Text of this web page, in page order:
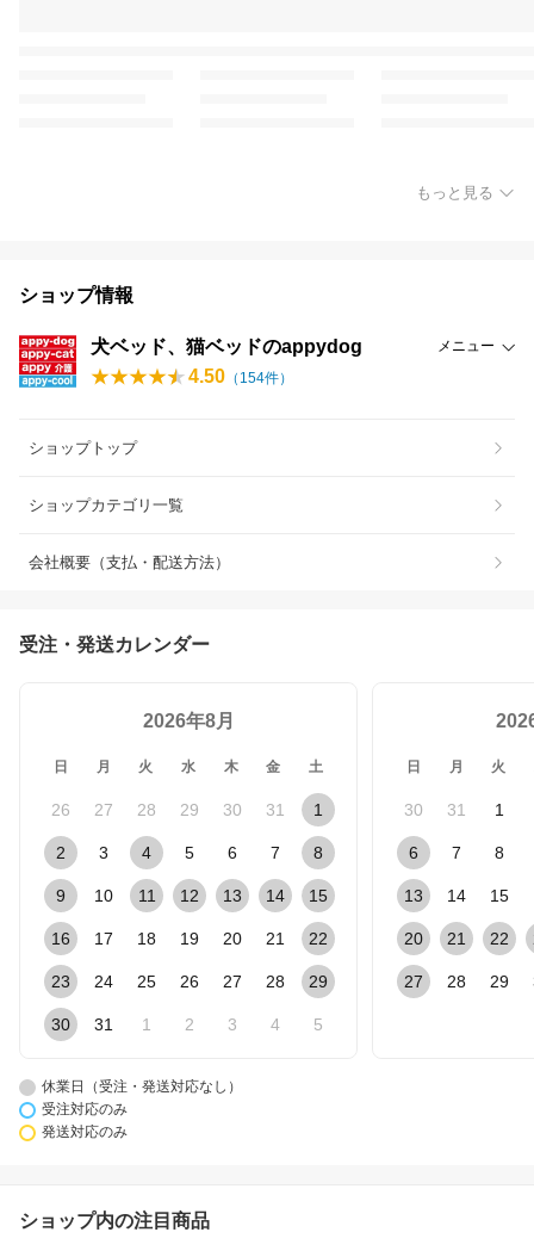
もっと見る
ショップ情報
犬ベッド、猫ベッドのappydog メニュー
4.50 （ 154件）
ショップトップ
ショップカテゴリ一覧
会社概要（支払・配送方法）
受注・発送カレンダー
2026年8月
日 月 火 水 木 金 土
26 27 28 29 30 31 1
2 3 4 5 6 7 8
9 10 11 12 13 14 15
16 17 18 19 20 21 22
23 24 25 26 27 28 29
30 31 1 2 3 4 5
日 月 火
30 31 1
6 7 8
13 14 15
20 21 22
27 28 29
休業日（受注・発送対応なし）
受注対応のみ
発送対応のみ
ショップ内の注目商品